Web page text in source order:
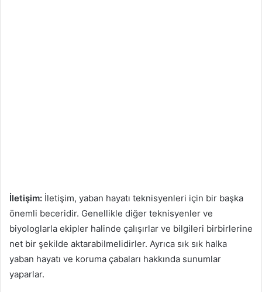
İletişim: İletişim, yaban hayatı teknisyenleri için bir başka
önemli beceridir. Genellikle diğer teknisyenler ve
biyologlarla ekipler halinde çalışırlar ve bilgileri birbirlerine
net bir şekilde aktarabilmelidirler. Ayrıca sık sık halka
yaban hayatı ve koruma çabaları hakkında sunumlar
yaparlar.